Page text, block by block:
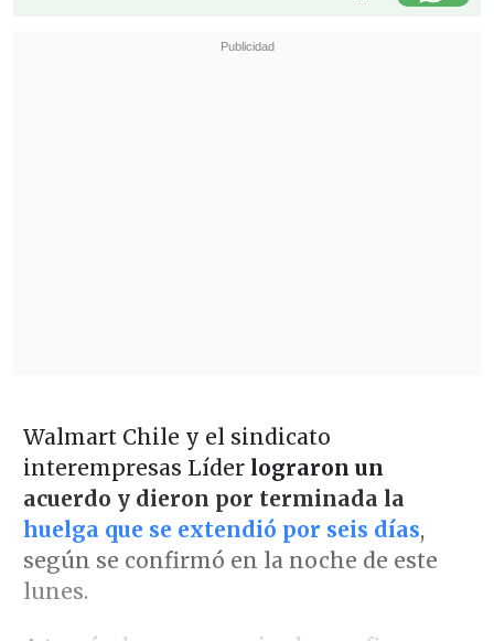
Walmart Chile y el sindicato
interempresas Líderlograron un
acuerdo y dieron por terminada la
huelga que se extendió por seis días,
según se confirmó en la noche de este
lunes.